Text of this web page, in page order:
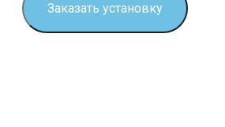
Заказать установку